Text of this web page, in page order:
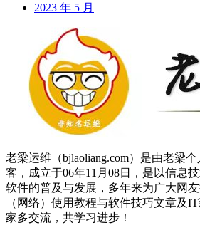
2023 年 5 月
老梁运维（bjlaoliang.com）是由老梁
客，成立于06年11月08日，是以信息
软件的普及与发展，多年来为广大网
（网络）使用教程与软件技巧文章及
家多交流，共学习进步！